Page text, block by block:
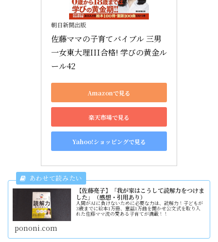
朝日新聞出版
佐藤ママの子育てバイブル 三男
一女東大理III合格! 学びの黄金ル
ール42
Amazonで見る
楽天市場で見る
Yahoo!ショッピングで見る
【佐藤亮子】「我が家はこうして読解力をつけま
した」（感想・引用あり）
人間がAIに負けないために必要な力は、読解力！子どもが
3歳までに絵本1万冊、童謡1万曲を聞かせ公文式を取り入
れた佐藤ママ流の愛ある子育てが満載！！
pononi.com